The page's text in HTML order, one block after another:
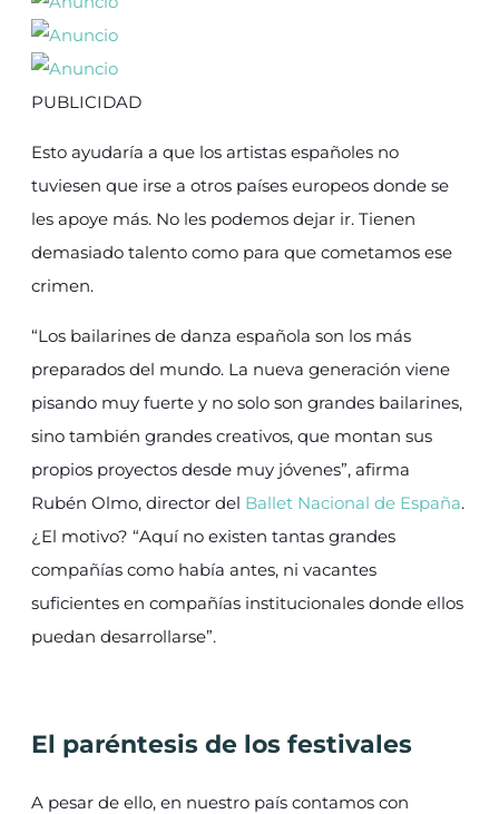
PUBLICIDAD
Esto ayudaría a que los artistas españoles no
tuviesen que irse a otros países europeos donde se
les apoye más. No les podemos dejar ir. Tienen
demasiado talento como para que cometamos ese
crimen.
“Los bailarines de danza española son los más
preparados del mundo. La nueva generación viene
pisando muy fuerte y no solo son grandes bailarines,
sino también grandes creativos, que montan sus
propios proyectos desde muy jóvenes”, afirma
Rubén Olmo, director del Ballet Nacional de España.
¿El motivo? “Aquí no existen tantas grandes
compañías como había antes, ni vacantes
suficientes en compañías institucionales donde ellos
puedan desarrollarse”.
El paréntesis de los festivales
A pesar de ello, en nuestro país contamos con